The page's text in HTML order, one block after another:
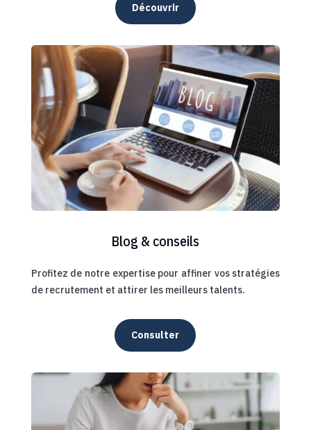
Découvrir
Blog & conseils
Profitez de notre expertise pour affiner vos stratégies
de recrutement et attirer les meilleurs talents.
Consulter